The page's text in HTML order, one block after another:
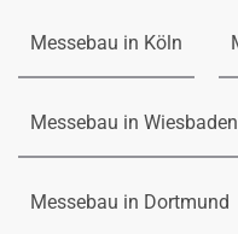
Messebau in Köln
Messebau in Wiesbaden
Messebau in Dortmund